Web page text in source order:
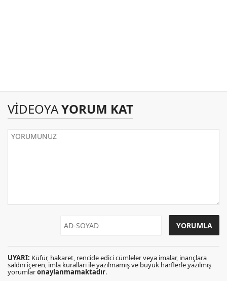
VİDEOYAYORUM KAT
UYARI: Küfür, hakaret, rencide edici cümleler veya imalar, inançlara
saldırı içeren, imla kuralları ile yazılmamış ve büyük harflerle yazılmış
yorumlaronaylanmamaktadır.